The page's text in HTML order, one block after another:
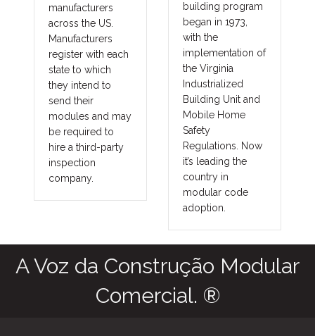
building program
began in 1973,
with the
implementation of
the Virginia
Industrialized
Building Unit and
Mobile Home
Safety
Regulations. Now
it’s leading the
country in
New fire barrier
technologies are
improving total
costs and margins
in major areas of
construction, such
as commercial,
government,
union and
prevailing wage
projects. These
benefits translate
into other large
fringe areas, such
storage facilities,
grow houses,
outbuildings,
military and